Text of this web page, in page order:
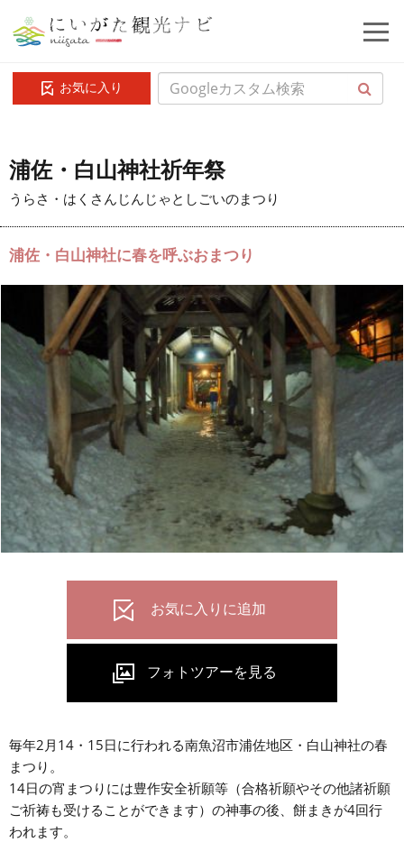
お気に入り
浦佐・白山神社祈年祭
うらさ・はくさんじんじゃとしごいのまつり
浦佐・白山神社に春を呼ぶおまつり
毎年2月14・15日に行われる南魚沼市浦佐地区・白山神社の春
まつり。
14日の宵まつりには豊作安全祈願等（合格祈願やその他諸祈願
ご祈祷も受けることができます）の神事の後、餅まきが4回行
われます。